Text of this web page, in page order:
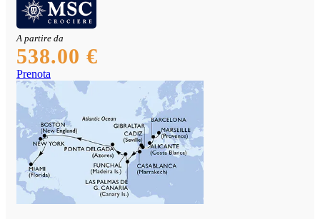
A partire da
538.00 €
Prenota